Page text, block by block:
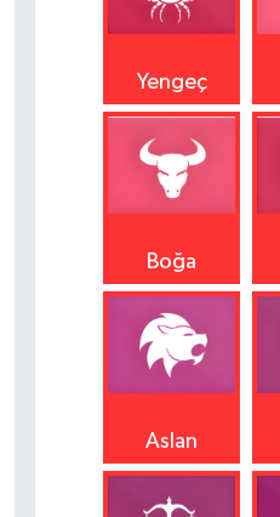
Yengeç
Boğa
Aslan